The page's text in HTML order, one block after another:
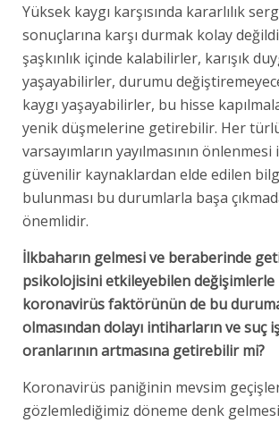
Yüksek kaygı karşısında kararlılık
sonuçlarına karşı durmak kolay
şaşkınlık içinde kalabilirler, karışık
yaşayabilirler, durumu
kaygı yaşayabilirler, bu hisse
yenik düşmelerine getirebilir. Her
varsayımların yayılmasının
güvenilir kaynaklardan elde edilen
bulunması bu durumlarla başa
önemlidir.
İlkbaharın gelmesi ve beraberinde
psikolojisini etkileyebilen
koronavirüs faktörünün de bu
olmasından dolayı intiharların ve suç
oranlarının artmasına getirebilir mi?
Koronavirüs paniğinin mevsim
gözlemlediğimiz döneme denk